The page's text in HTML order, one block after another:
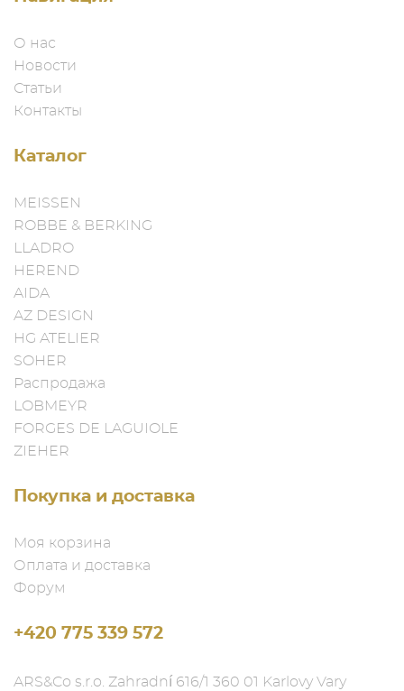
О нас
Новости
Статьи
Контакты
Каталог
MEISSEN
ROBBE & BERKING
LLADRO
HEREND
AIDA
AZ DESIGN
HG ATELIER
SOHER
Распродажа
LOBMEYR
FORGES DE LAGUIOLE
ZIEHER
Покупка и доставка
Моя корзина
Оплата и доставка
Форум
+420 775 339 572
ARS&Co s.r.o. Zahradní 616/1 360 01 Karlovy Vary